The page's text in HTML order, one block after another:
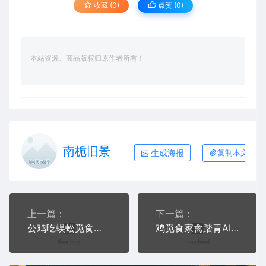
收藏 (0) 点赞 (0)
本站资源、商品版权归原作者所有！
南栀旧景 生成海报 复制本文链接
上一篇：
公鸡吃蜈蚣觅食弱肉强食AI8.0格式激光打标文件通用矢量图
下一篇：
鸡觅食家禽踏青AI8.0格式激光打标文件通用矢量图